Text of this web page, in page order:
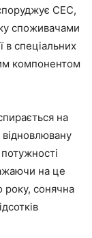
СЕС,
споживачами
в спеціальних
компонентом
на
відновлювану
на це
року, сонячна